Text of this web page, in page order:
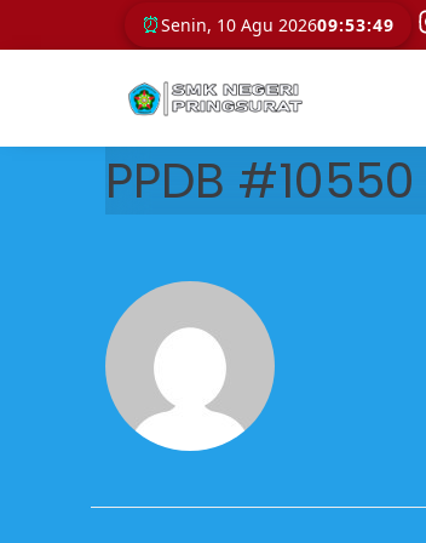
⏰Senin, 10 Agu 202609:53:49
PPDB #10550